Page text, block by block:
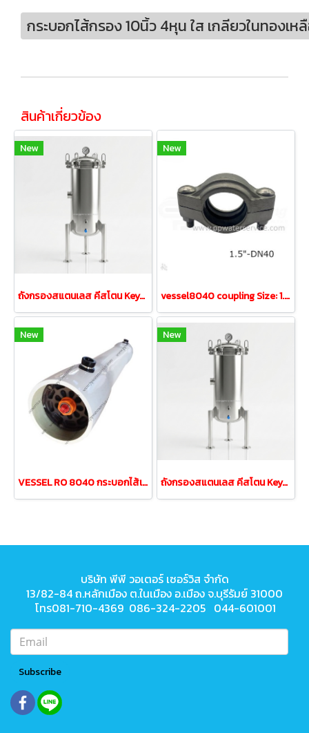
กระบอกไส้กรอง 10นิ้ว 4หุน ใส เกลียวในทองเห
สินค้าเกี่ยวข้อง
New
ถังกรองสแตนเลส คีสโตน Keystone Filter Tank PP20" 5ไส้
New
vessel8040 coupling Size: 1.5″ DN40 ข้อต่อปะกับกระบอกเมมเบรน
New
VESSEL RO 8040 กระบอกไส้เมมเบรน Membrane Housing
New
ถังกรองสแตนเลส คีสโตน Keystone Filter Tank PP20" 7ไส้
บริษัท พีพี วอเตอร์ เซอร์วิส จำกัด
13/82-84 ถ.หลักเมือง ต.ในเมือง อ.เมือง จ.บุรีรัมย์ 31000
โทร081-710-4369 086-324-2205 044-601001
Subscribe